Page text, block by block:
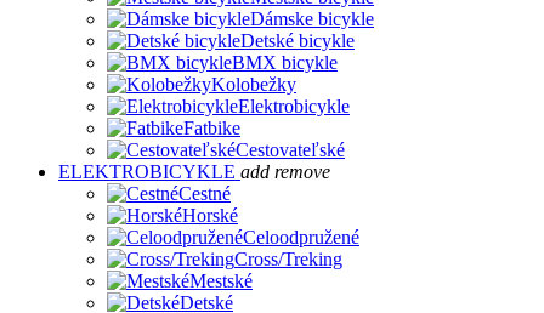
Dámske bicykle
Detské bicykle
BMX bicykle
Kolobežky
Elektrobicykle
Fatbike
Cestovateľské
ELEKTROBICYKLE add remove
Cestné
Horské
Celoodpružené
Cross/Treking
Mestské
Detské